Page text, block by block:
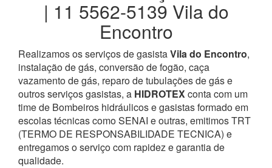
| 11 5562-5139 Vila do
Encontro
Realizamos os serviços de gasistaVila do Encontro,
instalação de gás, conversão de fogão, caça
vazamento de gás, reparo de tubulações de gás e
outros serviços gasistas, a HIDROTEXconta com um
time de Bombeiros hidráulicos e gasistas formado em
escolas técnicas como SENAI e outras, emitimos TRT
(TERMO DE RESPONSABILIDADE TECNICA) e
entregamos o serviço com rapidez e garantia de
qualidade.